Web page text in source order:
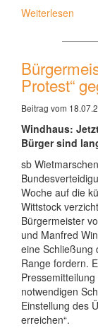
Weiterlesen
Protest“
Beitrag vom
Windhaus:
Bürger sind
sb
Woche auf die
Wittstock
Bürgermeister
und Manfred
eine Schließung
Range fordern.
notwendigen
Einstellung des
erreichen“.